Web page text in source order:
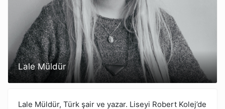
Lale Müldür
Lale Müldür, Türk şair ve yazar. Liseyi Robert Kolej’de